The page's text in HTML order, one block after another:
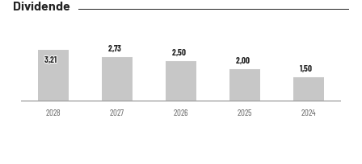
Dividende
3,21
3,21
2,73
2,73 2,50
2,50
2,00
2,00
1,50
1,50
2028 2027 2026 2025 2024